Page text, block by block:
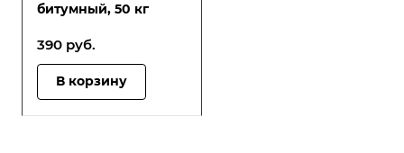
битумный, 50 кг
390 руб.
В корзину